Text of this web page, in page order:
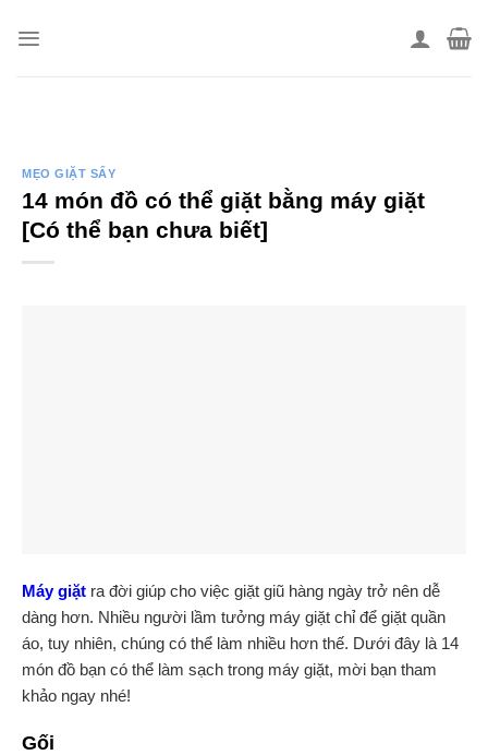
MẸO GIẶT SẤY
14 món đồ có thể giặt bằng máy giặt
[Có thể bạn chưa biết]
Máy giặt ra đời giúp cho việc giặt giũ hàng ngày trở nên dễ
dàng hơn. Nhiều người lầm tưởng máy giặt chỉ để giặt quần
áo, tuy nhiên, chúng có thể làm nhiều hơn thế. Dưới đây là 14
món đồ bạn có thể làm sạch trong máy giặt, mời bạn tham
khảo ngay nhé!
Gối